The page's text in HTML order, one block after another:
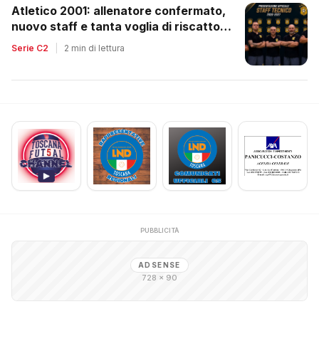
Atletico 2001: allenatore confermato,
nuovo staff e tanta voglia di riscatto
dopo la retrocessione
Serie C2 2 min di lettura
PUBBLICITÀ
ADSENSE
728 × 90